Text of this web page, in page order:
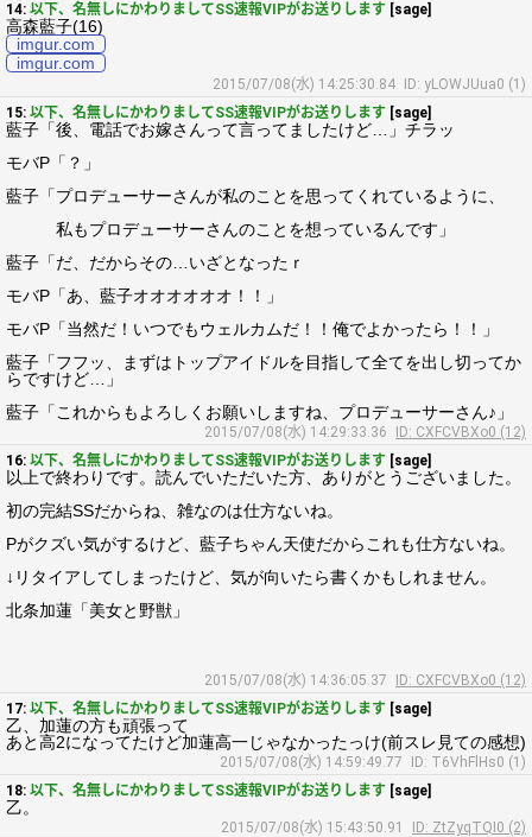
14: 以下、名無しにかわりましてSS速報VIPがお送りします [sage]
高森藍子(16)
imgur.com
imgur.com
2015/07/08(水) 14:25:30.84
ID: yLOWJUua0 (1)
15: 以下、名無しにかわりましてSS速報VIPがお送りします [sage]
藍子「後、電話でお嫁さんって言ってましたけど…」チラッ
モバP「？」
藍子「プロデューサーさんが私のことを思ってくれているように、
私もプロデューサーさんのことを想っているんです」
藍子「だ、だからその…いざとなったｒ
モバP「あ、藍子オオオオオオ！！」
モバP「当然だ！いつでもウェルカムだ！！俺でよかったら！！」
藍子「フフッ、まずはトップアイドルを目指して全てを出し切ってか
らですけど…」
藍子「これからもよろしくお願いしますね、プロデューサーさん♪」
2015/07/08(水) 14:29:33.36
ID: CXFCVBXo0 (12)
16: 以下、名無しにかわりましてSS速報VIPがお送りします [sage]
以上で終わりです。読んでいただいた方、ありがとうございました。
初の完結SSだからね、雑なのは仕方ないね。
Pがクズい気がするけど、藍子ちゃん天使だからこれも仕方ないね。
↓リタイアしてしまったけど、気が向いたら書くかもしれません。
北条加蓮「美女と野獣」
2015/07/08(水) 14:36:05.37
ID: CXFCVBXo0 (12)
17: 以下、名無しにかわりましてSS速報VIPがお送りします [sage]
乙、加蓮の方も頑張って
あと高2になってたけど加蓮高一じゃなかったっけ(前スレ見ての感想)
2015/07/08(水) 14:59:49.77
ID: T6VhFlHs0 (1)
18: 以下、名無しにかわりましてSS速報VIPがお送りします [sage]
乙。
2015/07/08(水) 15:43:50.91
ID: ZtZyqTQI0 (2)